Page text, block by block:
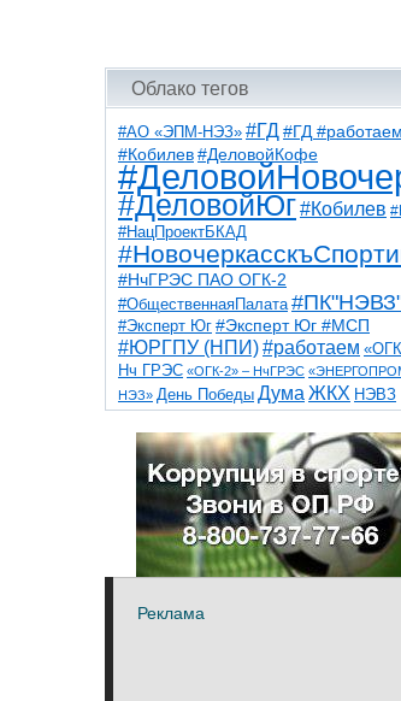
Облако тегов
#АО «ЭПМ-НЭЗ» #ГД #ГД #работаем
#Кобилев #ДеловойКофе
#ДеловойЮг#Кобилев
#НацПроектБКАД
#НчГРЭС ПАО ОГК-2
#ОбщественнаяПалата
#Эксперт Юг #Эксперт Юг #МСП
#ЮРГПУ (НПИ)#работаем
Нч ГРЭС «ОГК-2» – НчГРЭС
НЭЗ» День Победы Дума ЖКХ НЭВЗ
НчГРЭС ТНТ
благоустройствоветераны выборы
детидороги казаки коррупция
общественная палата парк пожар роща
спорт театр транспорт художники
Реклама